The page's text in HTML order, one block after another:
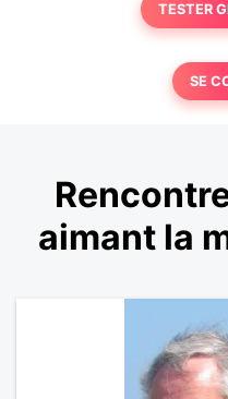
TESTER
SE
aimant la